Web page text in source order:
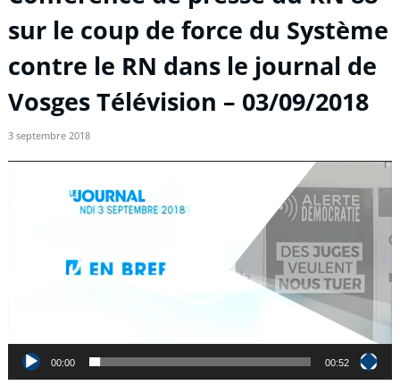
sur le coup de force du Système
contre le RN dans le journal de
Vosges Télévision – 03/09/2018
3 septembre 2018
00:00 00:52